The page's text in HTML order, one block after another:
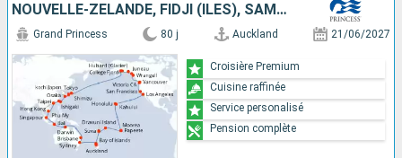
NOUVELLE-ZÉLANDE, FIDJI (ÎLES), SAMOA, FRANCE, CANADA, ÉTATS-UNIS, JAPON, TAÏWAN, CHINE, VIETNAM, SINGAPOUR, INDONÉSIE, AUSTRALIE
Grand Princess 80 j Auckland 21/06/2027
Croisière Premium
Cuisine raffinée
Service personalisé
Pension complète